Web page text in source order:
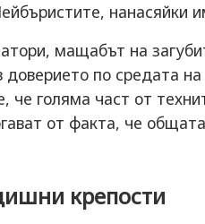
нанасяйки
мащабът на
по средата
че голяма част от
от факта, че
крепости